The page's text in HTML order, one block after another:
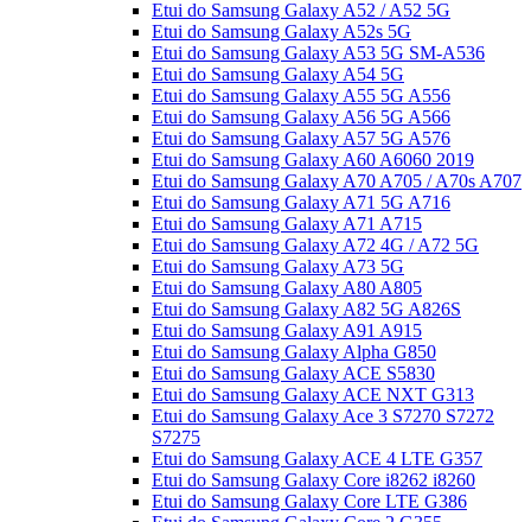
Etui do Samsung Galaxy A52 / A52 5G
Etui do Samsung Galaxy A52s 5G
Etui do Samsung Galaxy A53 5G SM-A536
Etui do Samsung Galaxy A54 5G
Etui do Samsung Galaxy A55 5G A556
Etui do Samsung Galaxy A56 5G A566
Etui do Samsung Galaxy A57 5G A576
Etui do Samsung Galaxy A60 A6060 2019
Etui do Samsung Galaxy A70 A705 / A70s A707
Etui do Samsung Galaxy A71 5G A716
Etui do Samsung Galaxy A71 A715
Etui do Samsung Galaxy A72 4G / A72 5G
Etui do Samsung Galaxy A73 5G
Etui do Samsung Galaxy A80 A805
Etui do Samsung Galaxy A82 5G A826S
Etui do Samsung Galaxy A91 A915
Etui do Samsung Galaxy Alpha G850
Etui do Samsung Galaxy ACE S5830
Etui do Samsung Galaxy ACE NXT G313
Etui do Samsung Galaxy Ace 3 S7270 S7272
S7275
Etui do Samsung Galaxy ACE 4 LTE G357
Etui do Samsung Galaxy Core i8262 i8260
Etui do Samsung Galaxy Core LTE G386